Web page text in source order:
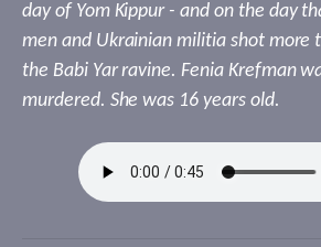
day of Yom Kippur - and on the day
men and Ukrainian militia shot more
the Babi Yar ravine. Fenia Krefman
murdered. She was 16 years old.